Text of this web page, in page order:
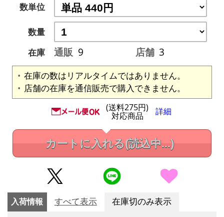
数単位
数量
在庫
通販 9 店舗 3
在庫の数はリアルタイムではありません。
店舗の在庫を通信販売で購入できません。
(送料275円)
対応商品 詳細
カートに入れる(読込中...)
入荷情報 すべて表示 在庫切のみ表示